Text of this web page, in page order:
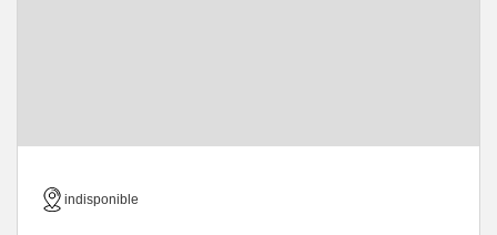
indisponible